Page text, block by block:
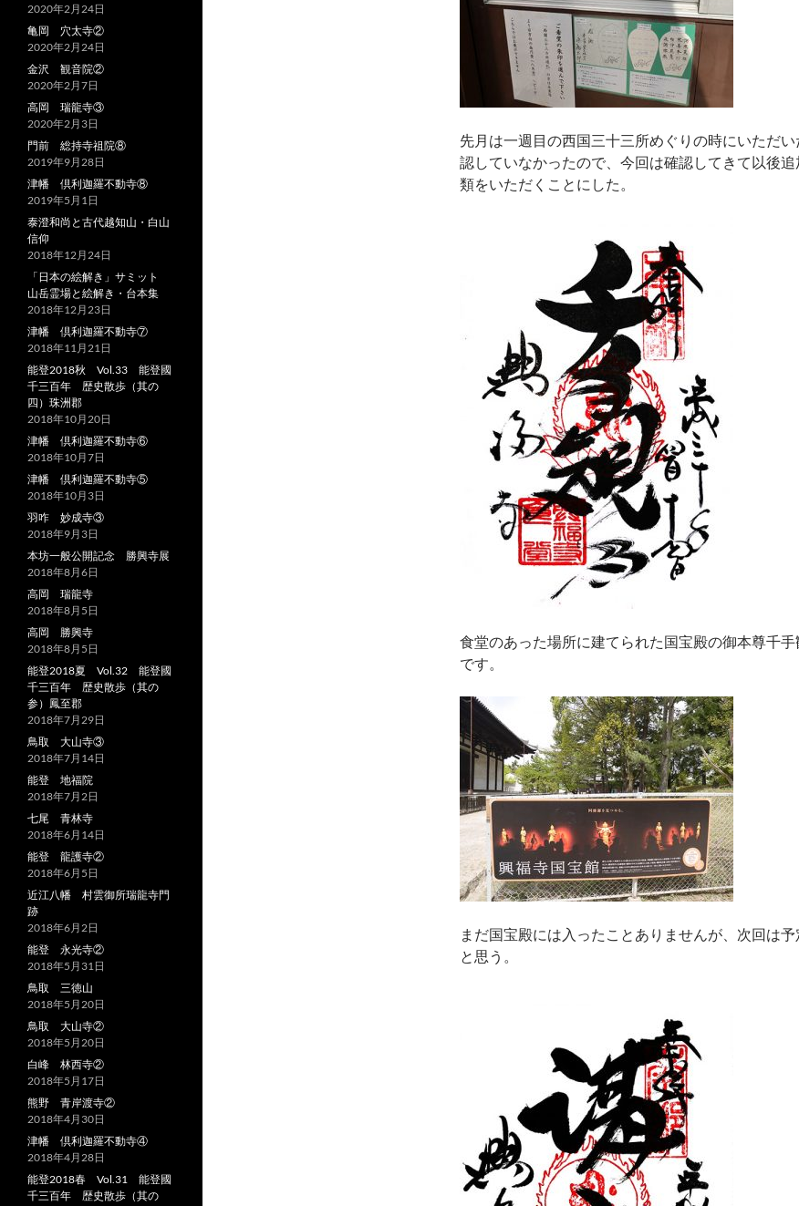
先月は一週目の西国三十三所めぐりの時にいただ
認していなかったので、今回は確認してきて以後
類をいただくことにした。
食堂のあった場所に建てられた国宝殿の御本尊千
です。
まだ国宝殿には入ったことありませんが、次回は
と思う。
2020年2月24日
亀岡 穴太寺②
2020年2月24日
金沢 観音院②
2020年2月7日
高岡 瑞龍寺③
2020年2月3日
門前 総持寺祖院⑧
2019年9月28日
津幡 倶利迦羅不動寺⑧
2019年5月1日
泰澄和尚と古代越知山・白山
信仰
2018年12月24日
「日本の絵解き」サミット
山岳霊場と絵解き・台本集
2018年12月23日
津幡 倶利迦羅不動寺⑦
2018年11月21日
能登2018秋 Vol.33 能登國
千三百年 歴史散歩（其の
四）珠洲郡
2018年10月20日
津幡 倶利迦羅不動寺⑥
2018年10月7日
津幡 倶利迦羅不動寺⑤
2018年10月3日
羽咋 妙成寺③
2018年9月3日
本坊一般公開記念 勝興寺展
2018年8月6日
高岡 瑞龍寺
2018年8月5日
高岡 勝興寺
2018年8月5日
能登2018夏 Vol.32 能登國
千三百年 歴史散歩（其の
参）鳳至郡
2018年7月29日
鳥取 大山寺③
2018年7月14日
能登 地福院
2018年7月2日
七尾 青林寺
2018年6月14日
能登 龍護寺②
2018年6月5日
近江八幡 村雲御所瑞龍寺門
跡
2018年6月2日
能登 永光寺②
2018年5月31日
鳥取 三徳山
2018年5月20日
鳥取 大山寺②
2018年5月20日
白峰 林西寺②
2018年5月17日
熊野 青岸渡寺②
2018年4月30日
津幡 倶利迦羅不動寺④
2018年4月28日
能登2018春 Vol.31 能登國
千三百年 歴史散歩（其の